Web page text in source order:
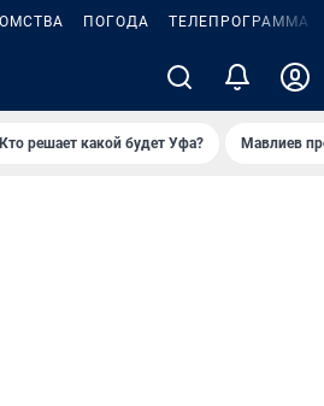
ПОГОДА ТЕЛЕПРОГРАММА
Кто решает какой будет Уфа? Мавлиев